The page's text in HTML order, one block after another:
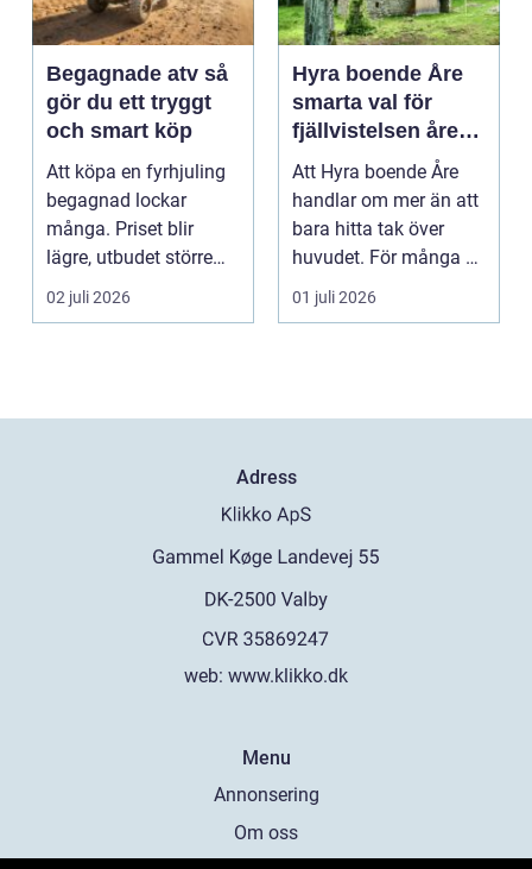
Begagnade atv så
gör du ett tryggt
och smart köp
Att köpa en fyrhjuling
begagnad lockar
många. Priset blir
lägre, utbudet större
och du kan ofta få e...
02 juli 2026
Hyra boende Åre
smarta val för
fjällvistelsen året
runt
Att Hyra boende Åre
handlar om mer än att
bara hitta tak över
huvudet. För många är
boendet själva n...
01 juli 2026
Adress
web: www.klikko.dk
Menu
Annonsering
Om oss